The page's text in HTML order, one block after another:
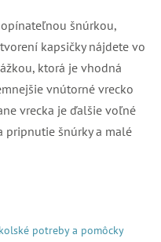
šnúrkou,
kapsičky nájdete vo
ktorá je vhodná
vnútorné vrecko
vrecka je ďalšie voľné
pripnutie šnúrky a malé
potreby a pomôcky